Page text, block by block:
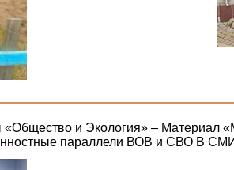
«Общество и Экология» – Материал
параллели ВОВ и СВО В